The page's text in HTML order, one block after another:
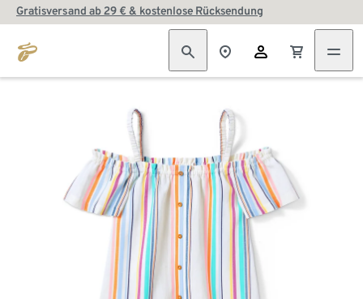
Gratisversand ab 29 € & kostenlose Rücksendung